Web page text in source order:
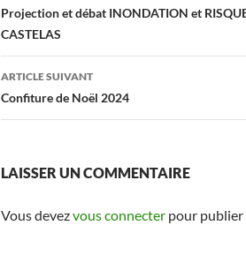
des
articles
Projection et débat INONDATION et
CASTELAS
ARTICLE SUIVANT
Confiture de Noël 2024
LAISSER UN COMMENTAIRE
Vous devezvous connecter pour publier